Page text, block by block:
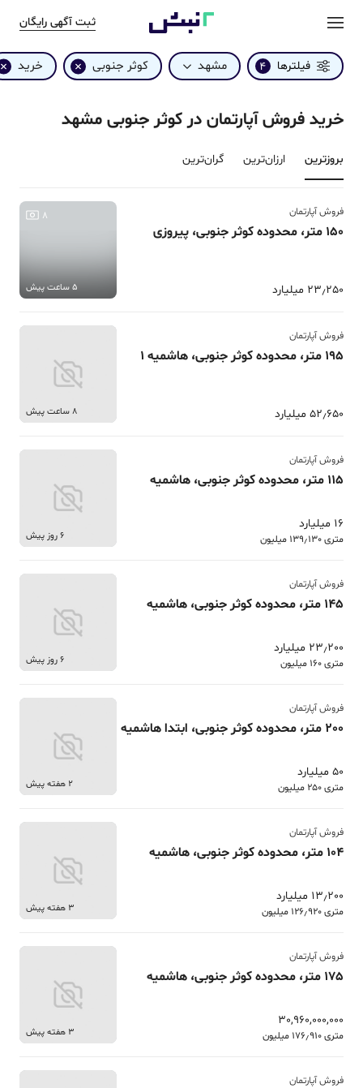
ثبت آگهی رایگان
فیلترها 4 مشهد کوثر جنوبی خرید
خرید فروش آپارتمان در کوثر جنوبی مشهد
بروزترین‌ ارزان‌ترین گران‌ترین
فروش آپارتمان
150 متر، محدوده کوثر جنوبی، پیروزی
23٫250 میلیارد
8
5 ساعت پیش
فروش آپارتمان
195 متر، محدوده کوثر جنوبی، هاشمیه 1
52٫650 میلیارد 8 ساعت پیش
فروش آپارتمان
115 متر، محدوده کوثر جنوبی، هاشمیه
16 میلیارد
متری 139٫130 میلیون 6 روز پیش
فروش آپارتمان
145 متر، محدوده کوثر جنوبی، هاشمیه
23٫200 میلیارد
متری 160 میلیون 6 روز پیش
فروش آپارتمان
200 متر، محدوده کوثر جنوبی، ابتدا هاشمیه
50 میلیارد
متری 250 میلیون 2 هفته پیش
فروش آپارتمان
104 متر، محدوده کوثر جنوبی، هاشمیه
13٫200 میلیارد
متری 126٫920 میلیون 3 هفته پیش
فروش آپارتمان
175 متر، محدوده کوثر جنوبی، هاشمیه
30,960,000,000
متری 176٫910 میلیون 3 هفته پیش
فروش آپارتمان